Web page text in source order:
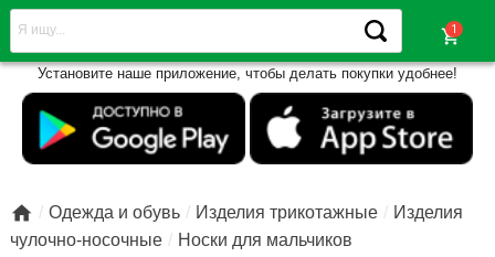
shopping_cart
Установите наше приложение, чтобы делать покупки удобнее!
 Одежда и обувь Изделия трикотажные
Изделия
чулочно-носочные
Носки для мальчиков